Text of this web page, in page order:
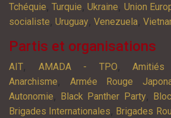
Tchéquie,Turquie,Ukraine, Union
socialiste, Uruguay, Venezuela,
Partis et organisations
AIT, AMADA - TPO,Amitiés
Anarchisme, Armée Rouge
Autonomie, Black Panther Party,
Brigades Internationales, Brigades